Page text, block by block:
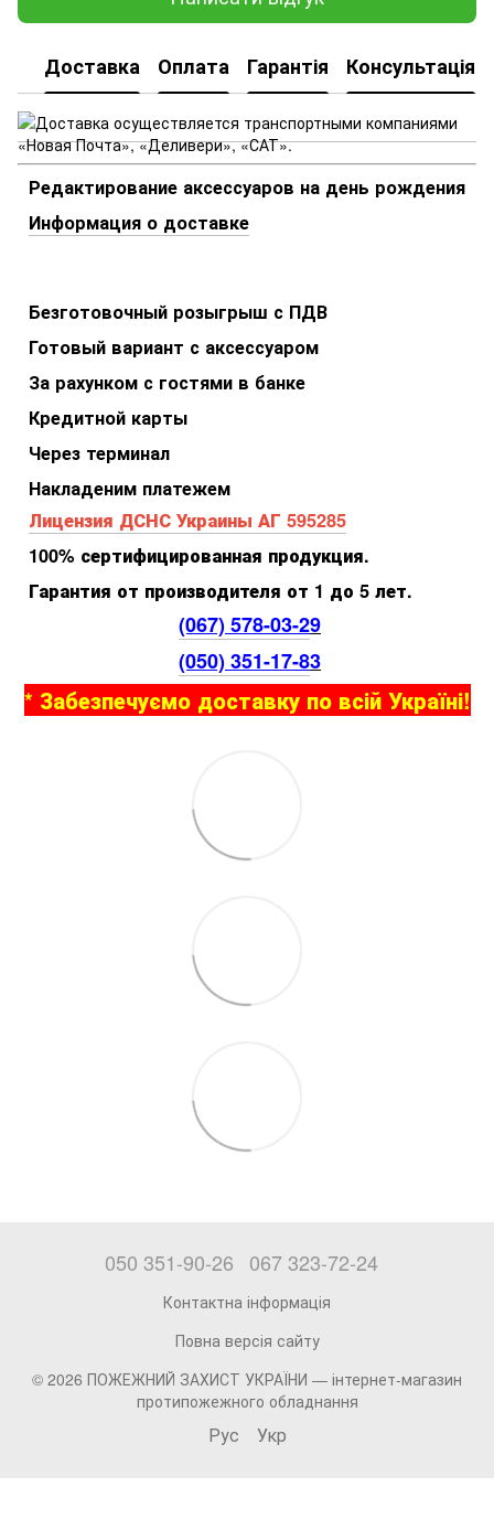
Доставка Оплата Гарантія Консультація
Редактирование аксессуаров на день рождения
Информация о доставке
Безготовочный розыгрыш с ПДВ
Готовый вариант с аксессуаром
За рахунком с гостями в банке
Кредитной карты
Через терминал
Накладеним платежем
Лицензия ДСНС Украины АГ 595285
100% сертифицированная продукция.
Гарантия от производителя от 1 до 5 лет.
(067) 578-03-29
(050) 351-17-83
* Забезпечуємо доставку по всій Україні!
050 351-90-26 067 323-72-24
Контактна інформація
Повна версія сайту
© 2026 ПОЖЕЖНИЙ ЗАХИСТ УКРАЇНИ — інтернет-магазин
протипожежного обладнання
Рус Укр